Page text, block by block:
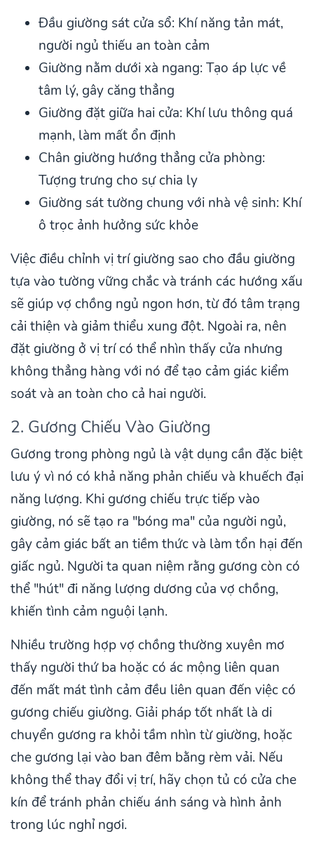
Đầu giường sát cửa sổ: Khí năng tản mát,
người ngủ thiếu an toàn cảm
Giường nằm dưới xà ngang: Tạo áp lực về
tâm lý, gây căng thẳng
Giường đặt giữa hai cửa: Khí lưu thông quá
mạnh, làm mất ổn định
Chân giường hướng thẳng cửa phòng:
Tượng trưng cho sự chia ly
Giường sát tường chung với nhà vệ sinh: Khí
ô trọc ảnh hưởng sức khỏe
Việc điều chỉnh vị trí giường sao cho đầu giường
tựa vào tường vững chắc và tránh các hướng xấu
sẽ giúp vợ chồng ngủ ngon hơn, từ đó tâm trạng
cải thiện và giảm thiểu xung đột. Ngoài ra, nên
đặt giường ở vị trí có thể nhìn thấy cửa nhưng
không thẳng hàng với nó để tạo cảm giác kiểm
soát và an toàn cho cả hai người.
2. Gương Chiếu Vào Giường
Gương trong phòng ngủ là vật dụng cần đặc biệt
lưu ý vì nó có khả năng phản chiếu và khuếch đại
năng lượng. Khi gương chiếu trực tiếp vào
giường, nó sẽ tạo ra "bóng ma" của người ngủ,
gây cảm giác bất an tiềm thức và làm tổn hại đến
giấc ngủ. Người ta quan niệm rằng gương còn có
thể "hút" đi năng lượng dương của vợ chồng,
khiến tình cảm nguội lạnh.
Nhiều trường hợp vợ chồng thường xuyên mơ
thấy người thứ ba hoặc có ác mộng liên quan
đến mất mát tình cảm đều liên quan đến việc có
gương chiếu giường. Giải pháp tốt nhất là di
chuyển gương ra khỏi tầm nhìn từ giường, hoặc
che gương lại vào ban đêm bằng rèm vải. Nếu
không thể thay đổi vị trí, hãy chọn tủ có cửa che
kín để tránh phản chiếu ánh sáng và hình ảnh
trong lúc nghỉ ngơi.